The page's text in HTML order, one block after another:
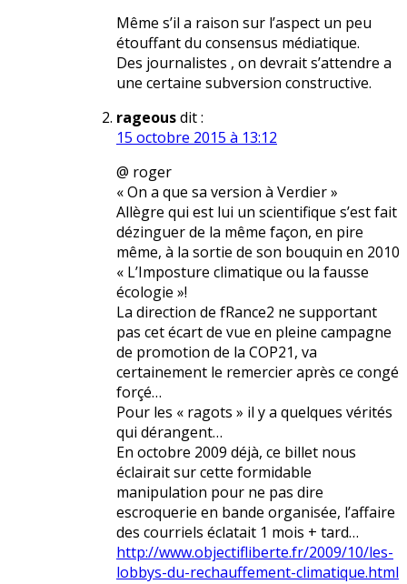
Même s’il a raison sur l’aspect un peu
étouffant du consensus médiatique.
Des journalistes , on devrait s’attendre a
une certaine subversion constructive.
rageousdit :
15 octobre 2015 à 13:12
@ roger
« On a que sa version à Verdier »
Allègre qui est lui un scientifique s’est fait
dézinguer de la même façon, en pire
même, à la sortie de son bouquin en 2010
« L’Imposture climatique ou la fausse
écologie »!
La direction de fRance2 ne supportant
pas cet écart de vue en pleine campagne
de promotion de la COP21, va
certainement le remercier après ce congé
forçé…
Pour les « ragots » il y a quelques vérités
qui dérangent…
En octobre 2009 déjà, ce billet nous
éclairait sur cette formidable
manipulation pour ne pas dire
escroquerie en bande organisée, l’affaire
des courriels éclatait 1 mois + tard…
http://www.objectifliberte.fr/2009/10/les-
lobbys-du-rechauffement-climatique.html